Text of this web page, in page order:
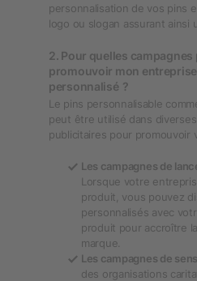
personnalisation de vos pins
logo ou slogan assurant ainsi
2. Pour quelles
promouvoir mon
personnalisé ?
Le pins personnalisable
peut être utilisé dans
publicitaires pour promouvoir
Les campagnes de
Lorsque votre
produit, vous pouvez
personnalisés avec
produit pour accroître
marque.
Les campagnes de
des organisations